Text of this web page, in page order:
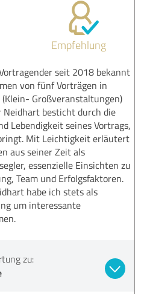
Empfehlung
seit 2018 bekannt
von fünf Vorträgen in
Großveranstaltungen)
besticht durch die
Lebendigkeit seines Vortrags,
Mit Leichtigkeit erläutert
aus seiner Zeit als
essenzielle Einsichten zu
Team und Erfolgsfaktoren.
habe ich stets als
um interessante
zu: